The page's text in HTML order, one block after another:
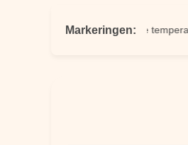
Markeringen:
op hoge temperatuur